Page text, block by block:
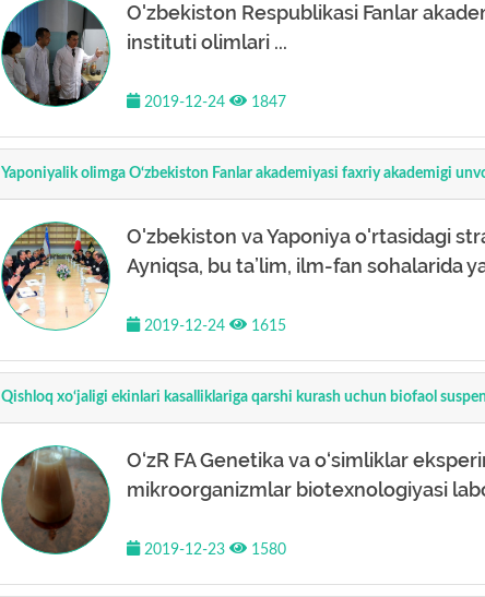
O'zbekiston Respublikasi Fanlar
instituti olimlari ...
2019-12-24 1847
Yaponiyalik olimga O‘zbekiston Fanlar akademiyasi faxriy akademigi
O'zbekiston va Yaponiya o'rtasidagi
Ayniqsa, bu ta’lim, ilm-fan sohalarida
2019-12-24 1615
Qishloq xo‘jaligi ekinlari kasalliklariga qarshi kurash uchun biofaol
O‘zR FA Genetika va o‘simliklar
mikroorganizmlar biotexnologiyasi
2019-12-23 1580